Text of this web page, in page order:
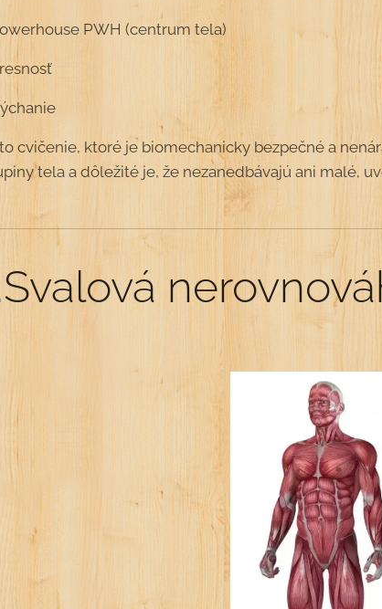
PWH (centrum tela)
cvičenie, ktoré je biomechanicky bezpečné a
tela a dôležité je, že nezanedbávajú ani malé,